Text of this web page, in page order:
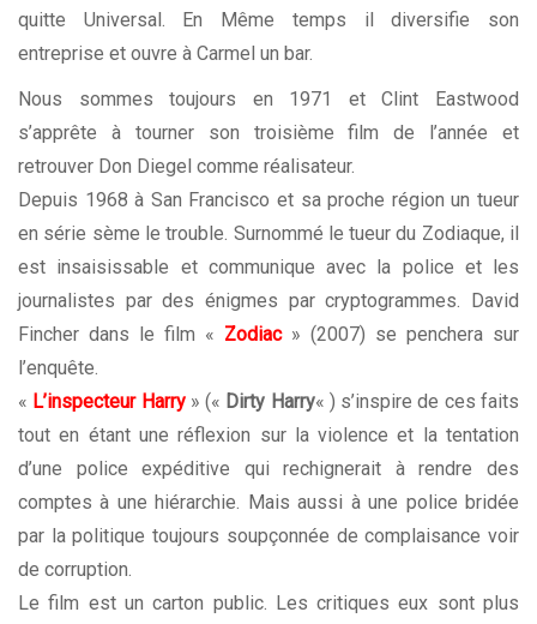
quitte Universal. En Même temps il diversifie son
entreprise et ouvre à Carmel un bar.
Nous sommes toujours en 1971 et Clint Eastwood
s’apprête à tourner son troisième film de l’année et
retrouver Don Diegel comme réalisateur.
Depuis 1968 à San Francisco et sa proche région un tueur
en série sème le trouble. Surnommé le tueur du Zodiaque, il
est insaisissable et communique avec la police et les
journalistes par des énigmes par cryptogrammes. David
Fincher dans le film « Zodiac» (2007) se penchera sur
l’enquête.
« L’inspecteur Harry» (« Dirty Harry« ) s’inspire de ces faits
tout en étant une réflexion sur la violence et la tentation
d’une police expéditive qui rechignerait à rendre des
comptes à une hiérarchie. Mais aussi à une police bridée
par la politique toujours soupçonnée de complaisance voir
de corruption.
Le film est un carton public. Les critiques eux sont plus